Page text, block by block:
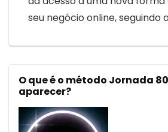
seu negócio online, seguindo
O que é o método Jornada
aparecer?